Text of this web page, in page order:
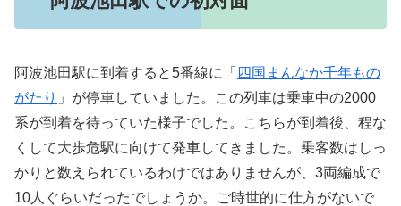
阿波池田駅に到着すると5番線に「 四 国まんなか千年もの
がたり 」が停車していました。この列車は乗車中の2000
系が到着を待っていた様子でした。こちらが到着後、程な
くして大歩危駅に向けて発車してきました。乗客数はしっ
かりと数えられているわけではありませんが、3両編成で
10人ぐらいだったでしょうか。ご時世的に仕方がないで